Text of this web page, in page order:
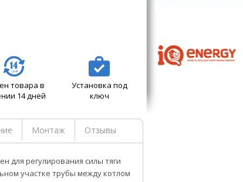
товара в
14 дней
Установка под
ключ
Монтаж Отзывы
для регулирования силы тяги
участке трубы между котлом